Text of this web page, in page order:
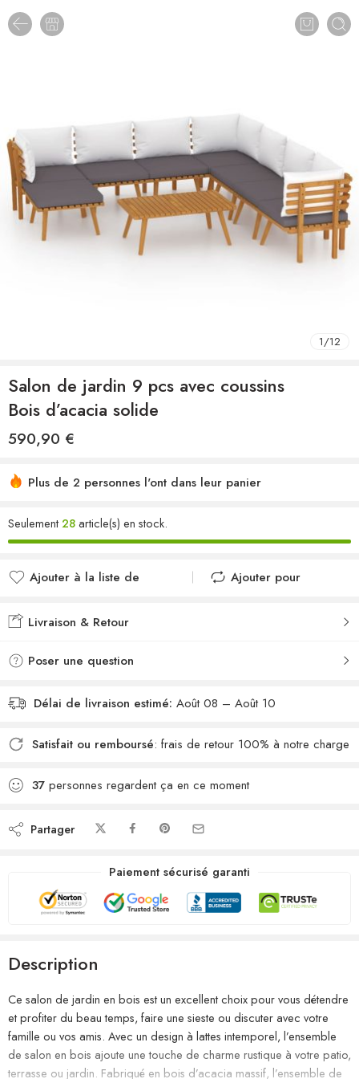
1/12
Salon de jardin 9 pcs avec coussins
Bois d’acacia solide
590,90 €
Plus de 2 personnes l'ont dans leur panier
Seulement28article(s) en stock.
Ajouter à la liste de
Ajouté à la liste de
Ajouter pour
Livraison & Retour
Poser une question
Délai de livraison estimé: Août 08 – Août 10
Satisfait ou remboursé: frais de retour 100% à notre charge
37 personnes regardent ça en ce moment
Partager
Paiement sécurisé garanti
Description
Ce salon de jardin en bois est un excellent choix pour vous détendre
et profiter du beau temps, faire une sieste ou discuter avec votre
famille ou vos amis. Avec un design à lattes intemporel, l’ensemble
de salon en bois ajoute une touche de charme rustique à votre patio,
terrasse ou jardin. Fabriqué en bois d’acacia massif, l’ensemble de